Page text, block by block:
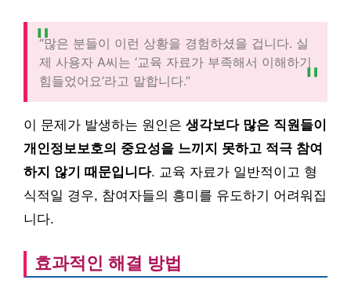
“많은 분들이 이런 상황을 경험하셨을 겁니다. 실
제 사용자 A씨는 ‘교육 자료가 부족해서 이해하기
힘들었어요’라고 말합니다.”
이 문제가 발생하는 원인은 생각보다 많은 직원들이
개인정보보호의 중요성을 느끼지 못하고 적극 참여
하지 않기 때문입니다. 교육 자료가 일반적이고 형
식적일 경우, 참여자들의 흥미를 유도하기 어려워집
니다.
효과적인 해결 방법